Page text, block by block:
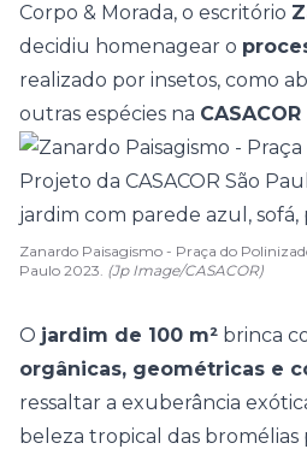
Corpo & Morada, o escritório
decidiu homenagear o
realizado por insetos, como
outras espécies na
Zanardo Paisagismo - Praça do
Paulo 2023. (Jp Image/CASACOR)
O jardim de 100 m² brinca
orgânicas, geométricas e
ressaltar a exuberância
beleza tropical das